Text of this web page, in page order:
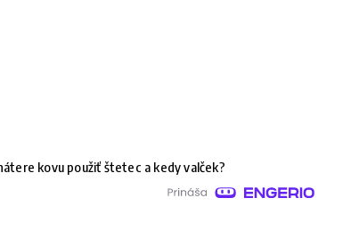
kovu použiť štetec a kedy valček?